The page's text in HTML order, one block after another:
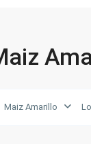
Maiz Amarillo